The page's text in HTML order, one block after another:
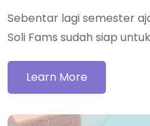
Sebentar lagi semester
Soli Fams sudah siap
Learn More